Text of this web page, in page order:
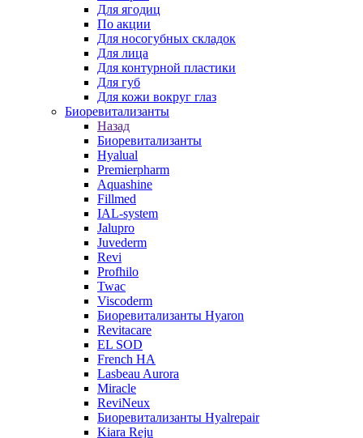
Для ягодиц
По акции
Для носогубных складок
Для лица
Для контурной пластики
Для губ
Для кожи вокруг глаз
Биоревитализанты
Назад
Биоревитализанты
Hyalual
Premierpharm
Aquashine
Fillmed
IAL-system
Jalupro
Juvederm
Revi
Profhilo
Twac
Viscoderm
Биоревитализанты Hyaron
Revitacare
EL SOD
French HA
Lasbeau Aurora
Miracle
ReviNeux
Биоревитализанты Hyalrepair
Kiara Reju